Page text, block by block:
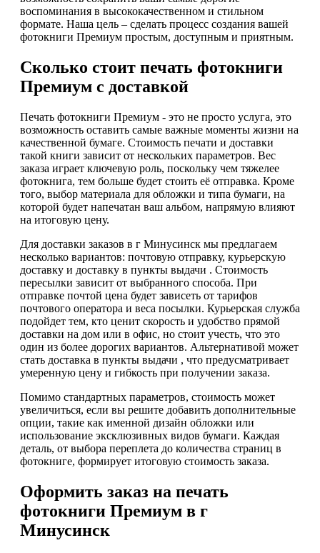
воспоминания в высококачественном и стильном
формате. Наша цель – сделать процесс создания вашей
фотокниги Премиум простым, доступным и приятным.
Сколько стоит печать фотокниги
Премиум с доставкой
Печать фотокниги Премиум - это не просто услуга, это
возможность оставить самые важные моменты жизни на
качественной бумаге. Стоимость печати и доставки
такой книги зависит от нескольких параметров. Вес
заказа играет ключевую роль, поскольку чем тяжелее
фотокнига, тем больше будет стоить её отправка. Кроме
того, выбор материала для обложки и типа бумаги, на
которой будет напечатан ваш альбом, напрямую влияют
на итоговую цену.
Для доставки заказов в г Минусинск мы предлагаем
несколько вариантов: почтовую отправку, курьерскую
доставку и доставку в пункты выдачи . Стоимость
пересылки зависит от выбранного способа. При
отправке почтой цена будет зависеть от тарифов
почтового оператора и веса посылки. Курьерская служба
подойдет тем, кто ценит скорость и удобство прямой
доставки на дом или в офис, но стоит учесть, что это
один из более дорогих вариантов. Альтернативой может
стать доставка в пункты выдачи , что предусматривает
умеренную цену и гибкость при получении заказа.
Помимо стандартных параметров, стоимость может
увеличиться, если вы решите добавить дополнительные
опции, такие как именной дизайн обложки или
использование эксклюзивных видов бумаги. Каждая
деталь, от выбора переплета до количества страниц в
фотокниге, формирует итоговую стоимость заказа.
Оформить заказ на печать
фотокниги Премиум в г
Минусинск